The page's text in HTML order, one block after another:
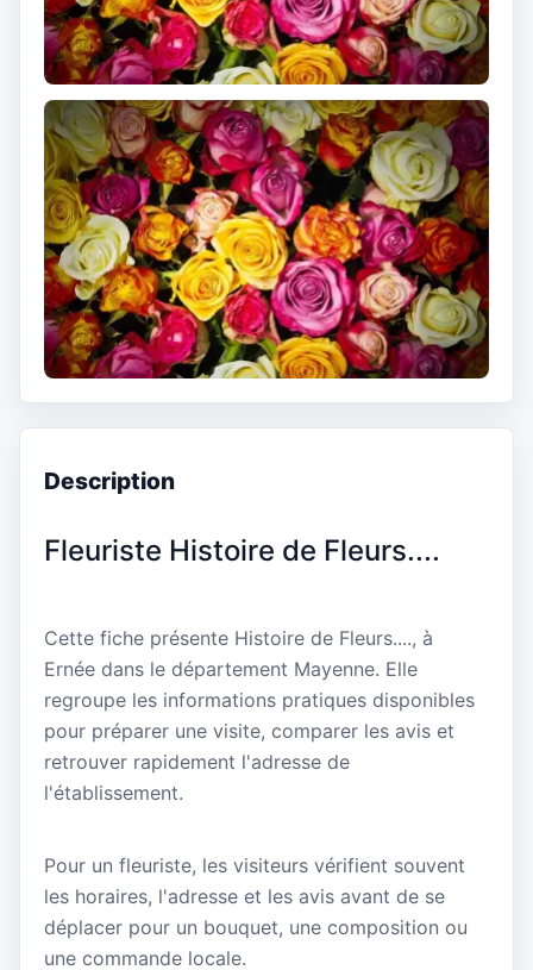
Description
Fleuriste Histoire de Fleurs....
Cette fiche présente Histoire de Fleurs...., à
Ernée dans le département Mayenne. Elle
regroupe les informations pratiques disponibles
pour préparer une visite, comparer les avis et
retrouver rapidement l'adresse de
l'établissement.
Pour un fleuriste, les visiteurs vérifient souvent
les horaires, l'adresse et les avis avant de se
déplacer pour un bouquet, une composition ou
une commande locale.